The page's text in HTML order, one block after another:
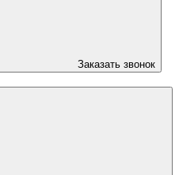
Заказать звонок